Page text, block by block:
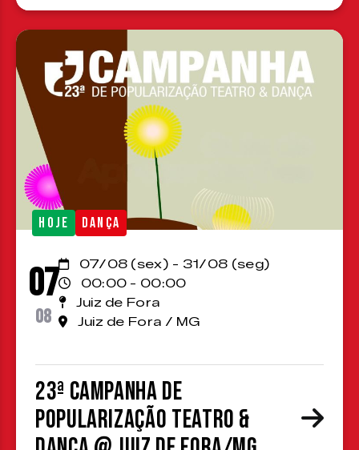
HOJE DANÇA
07
08
07/08 (sex) - 31/08 (seg)
00:00 - 00:00
Juiz de Fora
Juiz de Fora / MG
23ª Campanha de
Popularização Teatro &